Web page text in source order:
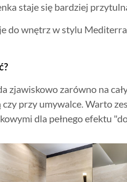
staje się bardziej
do wnętrz w stylu
zjawiskowo zarówno na
czy przy umywalce. Warto
dla pełnego efektu